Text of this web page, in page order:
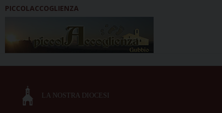
PICCOLACCOGLIENZA
LA NOSTRA DIOCESI